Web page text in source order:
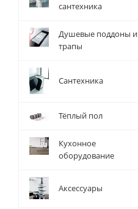
сантехника
Душевые поддоны и
трапы
Сантехника
Тёплый пол
Кухонное
оборудование
Аксессуары